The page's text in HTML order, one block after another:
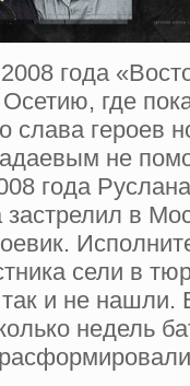
года
где
слава героев
не
года Руслана
в
сели в
так и не нашли.
недель